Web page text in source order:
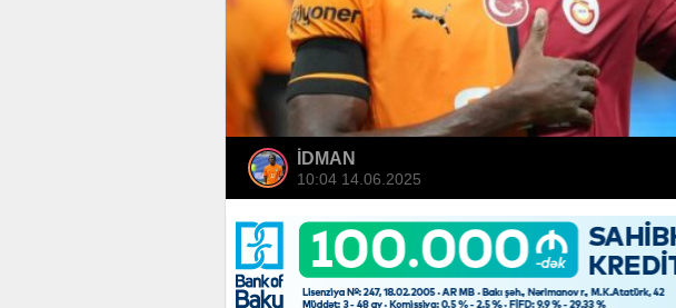
İDMAN
10:04 14.06.2025